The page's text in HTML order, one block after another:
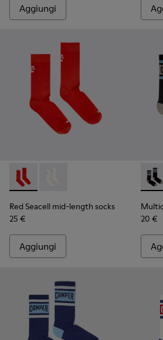
Aggiungi
Red Seacell mid-length socks -
Red Seacell mid-length
Red Seacell mid-length socks
25 €
Aggiungi
20 €